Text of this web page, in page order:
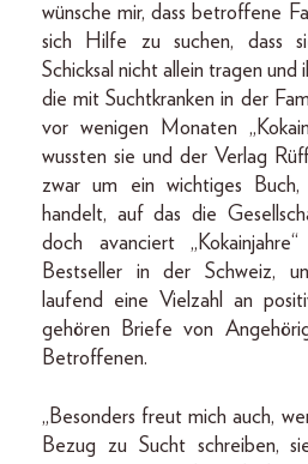
wünsche mir, dass betroffene
sich Hilfe zu suchen, dass
Schicksal nicht allein tragen und
die mit Suchtkranken in der
vor wenigen Monaten
wussten sie und der Verlag
zwar um ein wichtiges
handelt, auf das die
doch avanciert
Bestseller in der Schweiz,
laufend eine Vielzahl an
gehören Briefe von
Betroffenen.
„Besonders freut mich auch,
Bezug zu Sucht schreiben,